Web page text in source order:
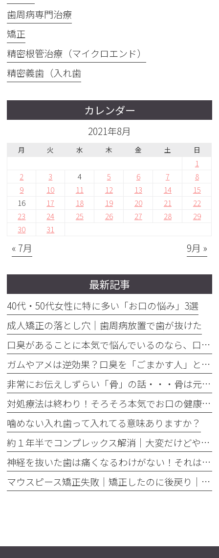
歯周病専門治療
矯正
精密根管治療（マイクロエンド）
精密義歯（入れ歯
カレンダー
2021年8月
月 火 水 木 金 土 日
1
2
3 4 5 6 7
8
9
10 11 12 13 14
15
16
17 18 19 20 21
22
23
24 25 26 27 28
29
30
31
« 7月 9月 »
最新記事
40代・50代女性に特に多い「お口の悩み」3選
成人矯正の落とし穴｜歯周病放置で歯が抜けた
口臭があることに本気で悩んでいるのなら、口臭を本気で治そう
ガムやアメは逆効果？口臭を「ごまかす人」と「治す人」の決定的な違い
非常にお伝えしずらい「骨」の話・・・骨は元には戻せない？
対処療法は終わり！そろそろ本気でお口の健康とは何かを考えませんか
噛めない入れ歯って入れてる意味ありますか？
約１年半でコンプレックス解消｜大変だけどやって良かった歯の矯正治療
神経を抜いた歯は痛くなるわけがない！それは嘘です
マウスピース矯正失敗｜矯正したのに後戻り｜最近よく聞くけどそれってなんで？